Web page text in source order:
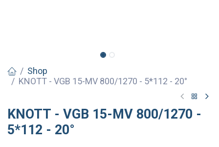
Shop
KNOTT - VGB 15-MV 800/1270 - 5*112 - 20°
KNOTT - VGB 15-MV 800/1270 -
5*112 - 20°